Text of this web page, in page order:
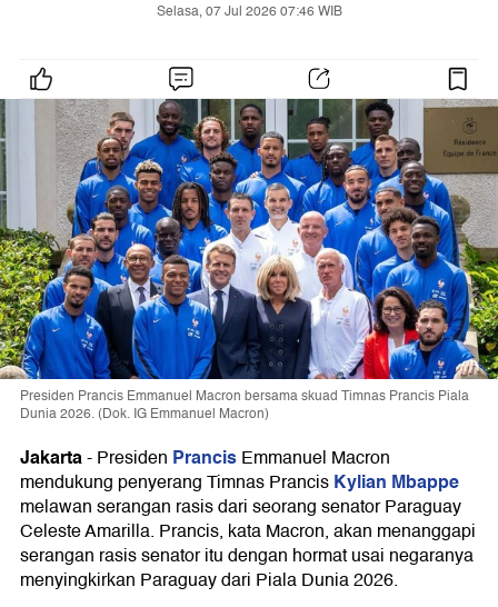
Selasa, 07 Jul 2026 07:46 WIB
Presiden Prancis Emmanuel Macron bersama skuad Timnas Prancis Piala
Dunia 2026. (Dok. IG Emmanuel Macron)
Jakarta-Presiden PrancisEmmanuel Macron
mendukung penyerang Timnas PrancisKylian Mbappe
melawan serangan rasis dari seorang senator Paraguay
Celeste Amarilla. Prancis, kata Macron, akan menanggapi
serangan rasis senator itu dengan hormat usai negaranya
menyingkirkan Paraguay dari Piala Dunia 2026.